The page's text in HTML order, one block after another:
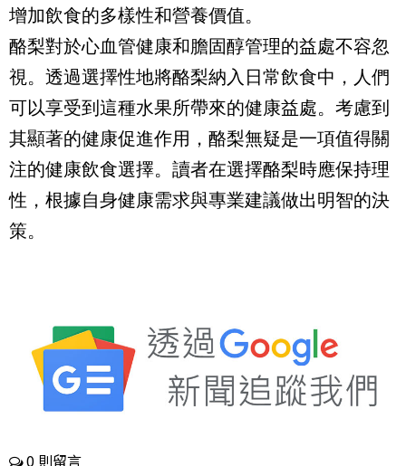
增加飲食的多樣性和營養價值。
酪梨對於心血管健康和膽固醇管理的益處不容忽
視。透過選擇性地將酪梨納入日常飲食中，人們
可以享受到這種水果所帶來的健康益處。考慮到
其顯著的健康促進作用，酪梨無疑是一項值得關
注的健康飲食選擇。讀者在選擇酪梨時應保持理
性，根據自身健康需求與專業建議做出明智的決
策。